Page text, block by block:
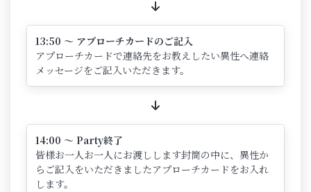
13:50 ～ アプローチカードのご記入
アプローチカードで連絡先をお教えしたい異性へ連絡
メッセージをご記入いただきます。
14:00 ～ Party終了
皆様お一人お一人にお渡しします封筒の中に、異性か
らご記入をいただきましたアプローチカードをお入れ
します。